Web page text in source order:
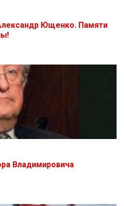
Ющенко. Памяти
Владимировича